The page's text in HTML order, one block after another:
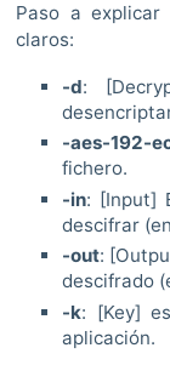
Paso a explicar
claros:
-d:
-aes-192-
fichero.
-in: [Input]
descifrar
-out:
descifrado
-k: [Key]
aplicación.